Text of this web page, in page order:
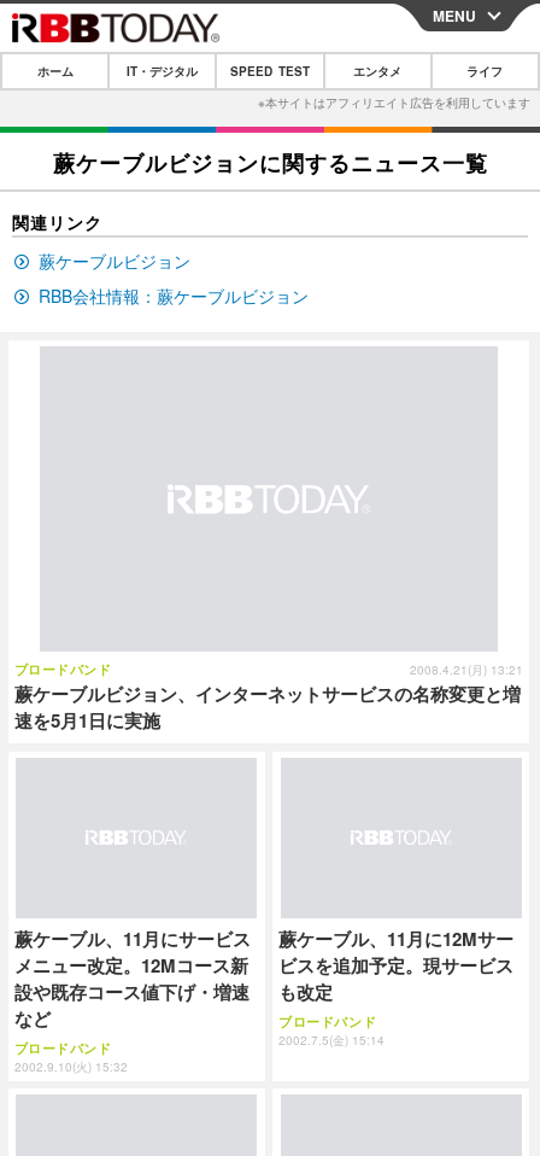
CLOSE
ホーム
IT・デジタル
IT・デジタルTOP スマートフォン
ショッピング
エンタメ
エンタメTOP
ライフ
MENU
ホーム IT・デジタル SPEED TEST エンタメ ライフ
蕨ケーブルビジョンに関するニュース一覧
関連リンク
蕨ケーブルビジョン
RBB会社情報：蕨ケーブルビジョン
蕨ケーブルビジョン、インターネットサービスの名称変更と増
速を5月1日に実施
ブロードバンド 2008.4.21(月) 13:21
蕨ケーブル、11月にサービス
メニュー改定。12Mコース新
設や既存コース値下げ・増速
など
ブロードバンド
2002.9.10(火) 15:32
蕨ケーブル、11月に12Mサー
ビスを追加予定。現サービス
も改定
ブロードバンド
2002.7.5(金) 15:14